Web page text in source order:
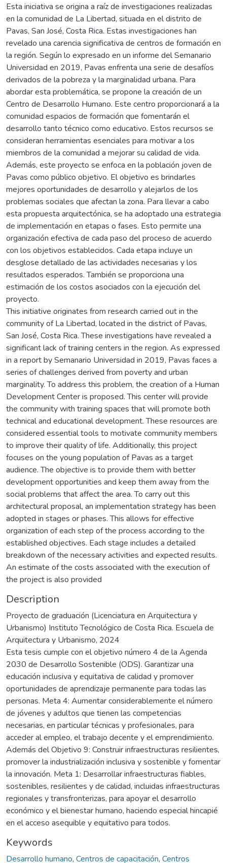
Esta iniciativa se origina a raíz de investigaciones realizadas
en la comunidad de La Libertad, situada en el distrito de
Pavas, San José, Costa Rica. Estas investigaciones han
revelado una carencia significativa de centros de formación en
la región. Según lo expresado en un informe del Semanario
Universidad en 2019, Pavas enfrenta una serie de desafíos
derivados de la pobreza y la marginalidad urbana. Para
abordar esta problemática, se propone la creación de un
Centro de Desarrollo Humano. Este centro proporcionará a la
comunidad espacios de formación que fomentarán el
desarrollo tanto técnico como educativo. Estos recursos se
consideran herramientas esenciales para motivar a los
miembros de la comunidad a mejorar su calidad de vida.
Además, este proyecto se enfoca en la población joven de
Pavas como público objetivo. El objetivo es brindarles
mejores oportunidades de desarrollo y alejarlos de los
problemas sociales que afectan la zona. Para llevar a cabo
esta propuesta arquitectónica, se ha adoptado una estrategia
de implementación en etapas o fases. Esto permite una
organización efectiva de cada paso del proceso de acuerdo
con los objetivos establecidos. Cada etapa incluye un
desglose detallado de las actividades necesarias y los
resultados esperados. También se proporciona una
estimación de los costos asociados con la ejecución del
proyecto.
This initiative originates from research carried out in the
community of La Libertad, located in the district of Pavas,
San José, Costa Rica. These investigations have revealed a
significant lack of training centers in the region. As expressed
in a report by Semanario Universidad in 2019, Pavas faces a
series of challenges derived from poverty and urban
marginality. To address this problem, the creation of a Human
Development Center is proposed. This center will provide
the community with training spaces that will promote both
technical and educational development. These resources are
considered essential tools to motivate community members
to improve their quality of life. Additionally, this project
focuses on the young population of Pavas as a target
audience. The objective is to provide them with better
development opportunities and keep them away from the
social problems that affect the area. To carry out this
architectural proposal, an implementation strategy has been
adopted in stages or phases. This allows for effective
organization of each step of the process according to the
established objectives. Each stage includes a detailed
breakdown of the necessary activities and expected results.
An estimate of the costs associated with the execution of
the project is also provided
Description
Proyecto de graduación (Licenciatura en Arquitectura y
Urbanismo) Instituto Tecnológico de Costa Rica. Escuela de
Arquitectura y Urbanismo, 2024
Esta tesis cumple con el objetivo número 4 de la Agenda
2030 de Desarrollo Sostenible (ODS). Garantizar una
educación inclusiva y equitativa de calidad y promover
oportunidades de aprendizaje permanente para todas las
personas. Meta 4: Aumentar considerablemente el número
de jóvenes y adultos que tienen las competencias
necesarias, en particular técnicas y profesionales, para
acceder al empleo, el trabajo decente y el emprendimiento.
Además del Objetivo 9: Construir infraestructuras resilientes,
promover la industrialización inclusiva y sostenible y fomentar
la innovación. Meta 1: Desarrollar infraestructuras fiables,
sostenibles, resilientes y de calidad, incluidas infraestructuras
regionales y transfronterizas, para apoyar el desarrollo
económico y el bienestar humano, haciendo especial hincapié
en el acceso asequible y equitativo para todos.
Keywords
Desarrollo humano, Centros de capacitación, Centros